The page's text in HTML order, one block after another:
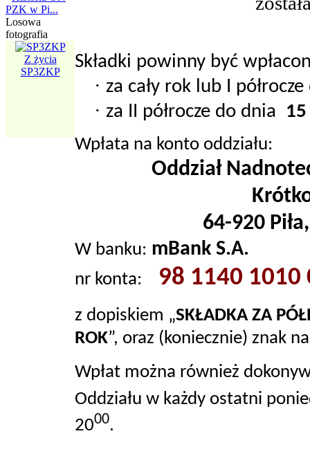
PZK w Pi...
Losowa
fotografia
Walne Zebranie
Sprawozdawcze,
Ujście ...
Z życia
SP3ZKP
Składki powinny być
· za cały rok lub I
· za II półrocze do dnia
Wpłata na konto oddziału:
Oddział
64-920
W banku: mBank S.A.
nr konta: 98 1140 1010
z dopiskiem „SKŁADKA ZA
ROK”, oraz (koniecznie) znak
Wpłat można również
Oddziału w każdy ostatni
2000.